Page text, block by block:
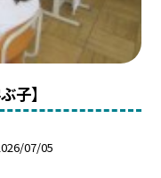
子】
07/05